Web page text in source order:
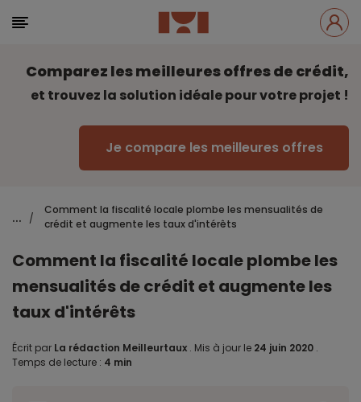
Comparez les meilleures offres de crédit,
et trouvez la solution idéale pour votre projet !
Je compare les meilleures offres
... /
Comment la fiscalité locale plombe les mensualités de
crédit et augmente les taux d'intérêts
Comment la fiscalité locale plombe les
mensualités de crédit et augmente les
taux d'intérêts
Écrit par La rédaction Meilleurtaux . Mis à jour le 24 juin 2020 .
Temps de lecture : 4 min